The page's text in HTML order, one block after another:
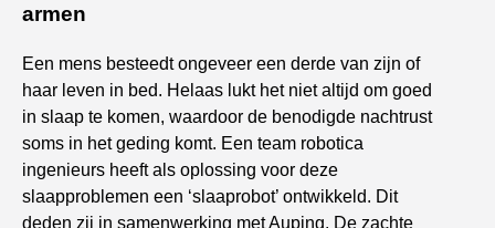
armen
Een mens besteedt ongeveer een derde van zijn of
haar leven in bed. Helaas lukt het niet altijd om goed
in slaap te komen, waardoor de benodigde nachtrust
soms in het geding komt. Een team robotica
ingenieurs heeft als oplossing voor deze
slaapproblemen een ‘slaaprobot’ ontwikkeld. Dit
deden zij in samenwerking met Auping. De zachte